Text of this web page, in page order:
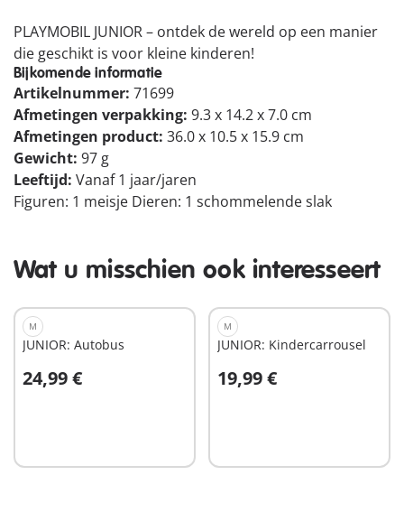
PLAYMOBIL JUNIOR – ontdek de wereld op een manier
die geschikt is voor kleine kinderen!
Bijkomende informatie
Artikelnummer: 71699
Afmetingen verpakking: 9.3 x 14.2 x 7.0 cm
Afmetingen product: 36.0 x 10.5 x 15.9 cm
Gewicht: 97 g
Leeftijd: Vanaf 1 jaar/jaren
Figuren: 1 meisje Dieren: 1 schommelende slak
Wat u misschien ook interesseert
M
JUNIOR: Autobus
24,99 €
In winkelwagen
M
JUNIOR: Kindercarrousel
19,99 €
In winkelwagen